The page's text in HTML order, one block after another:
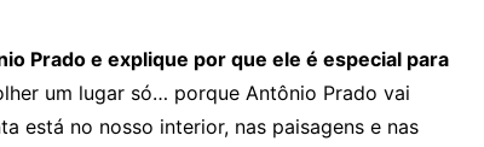
Prado e explique por que ele é especial para
um lugar só… porque Antônio Prado vai
está no nosso interior, nas paisagens e nas